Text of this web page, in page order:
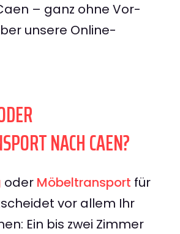
– ganz ohne Vor-
unsere Online-
NACH CAEN?
oder Möbeltransport für
vor allem Ihr
Ein bis zwei Zimmer